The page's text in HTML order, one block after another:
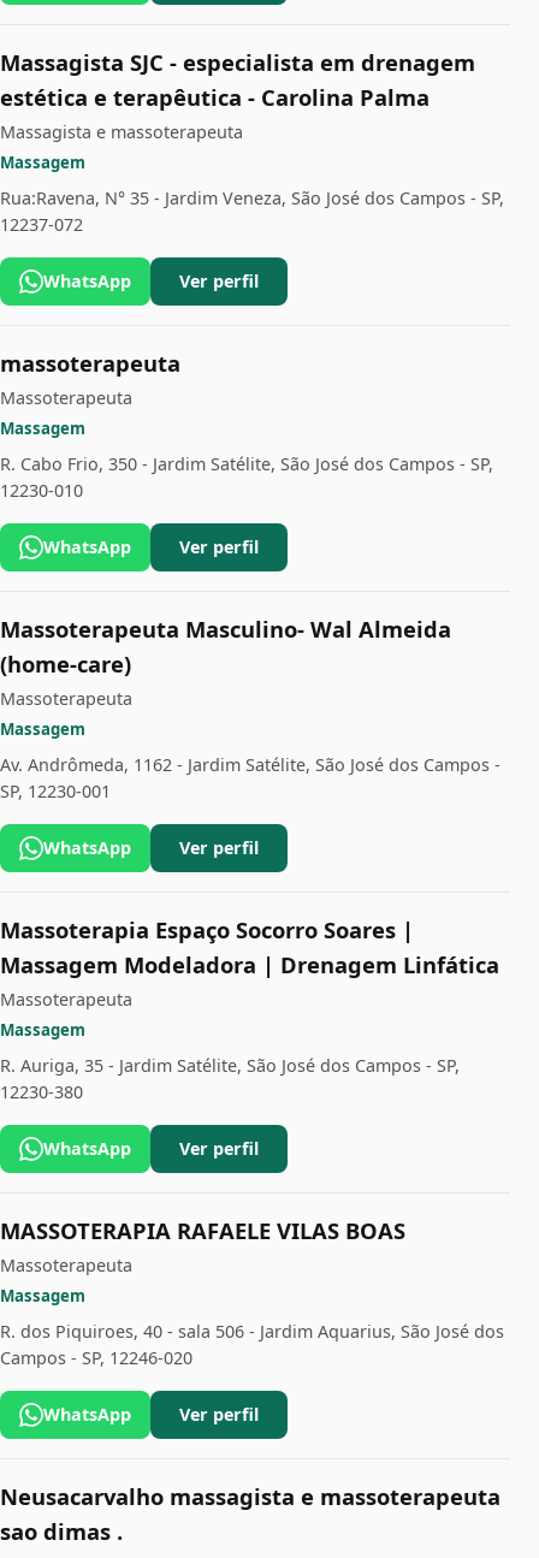
Massagista SJC - especialista em drenagem
estética e terapêutica - Carolina Palma
Massagista e massoterapeuta
Massagem
Rua:Ravena, N° 35 - Jardim Veneza, São José dos Campos - SP,
12237-072
WhatsApp Ver perfil
massoterapeuta
Massoterapeuta
Massagem
R. Cabo Frio, 350 - Jardim Satélite, São José dos Campos - SP,
12230-010
WhatsApp Ver perfil
Massoterapeuta Masculino- Wal Almeida
(home-care)
Massoterapeuta
Massagem
Av. Andrômeda, 1162 - Jardim Satélite, São José dos Campos -
SP, 12230-001
WhatsApp Ver perfil
Massoterapia Espaço Socorro Soares |
Massagem Modeladora | Drenagem Linfática
Massoterapeuta
Massagem
R. Auriga, 35 - Jardim Satélite, São José dos Campos - SP,
12230-380
WhatsApp Ver perfil
MASSOTERAPIA RAFAELE VILAS BOAS
Massoterapeuta
Massagem
R. dos Piquiroes, 40 - sala 506 - Jardim Aquarius, São José dos
Campos - SP, 12246-020
WhatsApp Ver perfil
Neusacarvalho massagista e massoterapeuta
sao dimas .